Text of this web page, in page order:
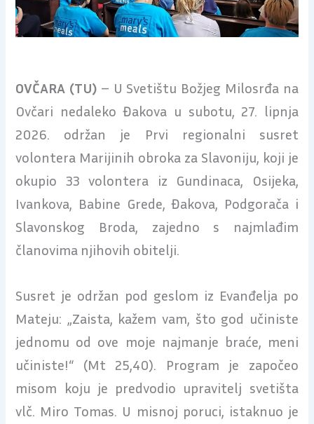
OVČARA (TU) – U Svetištu Božjeg Milosrđa na
Ovčari nedaleko Đakova u subotu, 27. lipnja
2026. održan je Prvi regionalni susret
volontera Marijinih obroka za Slavoniju, koji je
okupio 33 volontera iz Gundinaca, Osijeka,
Ivankova, Babine Grede, Đakova, Podgorača i
Slavonskog Broda, zajedno s najmlađim
članovima njihovih obitelji.
Susret je održan pod geslom iz Evanđelja po
Mateju: „Zaista, kažem vam, što god učiniste
jednomu od ove moje najmanje braće, meni
učiniste!“ (Mt 25,40). Program je započeo
misom koju je predvodio upravitelj svetišta
vlč. Miro Tomas. U misnoj poruci, istaknuo je